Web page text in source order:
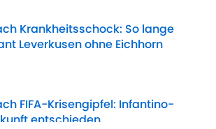
Krankheitsschock: So lange
Leverkusen ohne Eichhorn
by on Invalid Date
FIFA-Krisengipfel: Infantino-
entschieden